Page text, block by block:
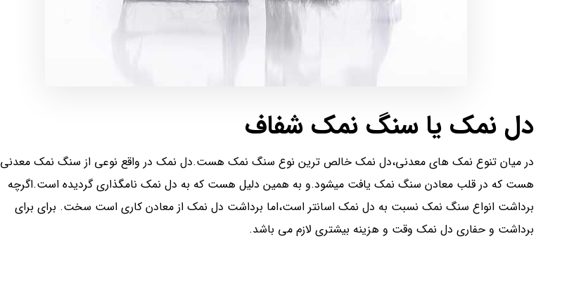
دل نمک یا سنگ نمک شفاف
در میان تنوع نمک های معدنی،دل نمک خالص ترین نوع سنگ نمک هست.دل نمک در واقع نوعی از سنگ نمک معدنی
هست که در قلب معادن سنگ نمک یافت میشود.و به همین دلیل هست که به دل نمک نامگذاری گردیده است.اگرچه
برداشت انواع سنگ نمک نسبت به دل نمک اسانتر است،اما برداشت دل نمک از معادن کاری است سخت. برای برای
برداشت و حفاری دل نمک وقت و هزینه بیشتری لازم می باشد.